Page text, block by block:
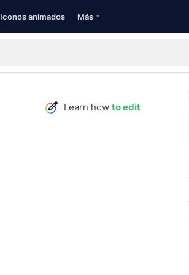
Iconos animados Más
Learn how to edit